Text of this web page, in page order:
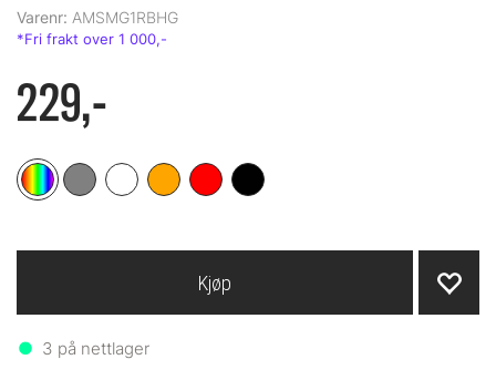
Varenr: AMSMG1RBHG
229,-
3 på nettlager
Kjøp